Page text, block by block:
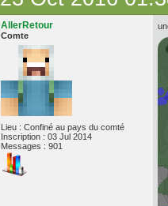
AllerRetour
Comte
Lieu : Confiné au pays du comté
Inscription : 03 Jul 2014
Messages : 901